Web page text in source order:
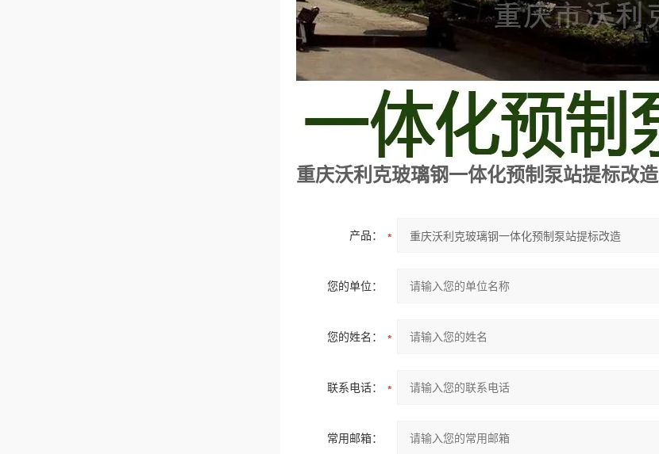
重庆沃利克玻璃钢一体化预制泵站提标改造
产品：
您的单位：
您的姓名：
联系电话：
常用邮箱：